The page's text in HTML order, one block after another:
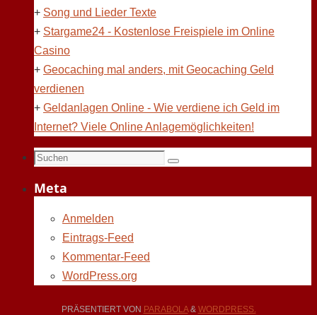
+ Song und Lieder Texte
+ Stargame24 - Kostenlose Freispiele im Online
Casino
+ Geocaching mal anders, mit Geocaching Geld
verdienen
+ Geldanlagen Online - Wie verdiene ich Geld im
Internet? Viele Online Anlagemöglichkeiten!
Suchen
Suchen
Meta
Anmelden
Eintrags-Feed
Kommentar-Feed
WordPress.org
PRÄSENTIERT VON PARABOLA& WORDPRESS.